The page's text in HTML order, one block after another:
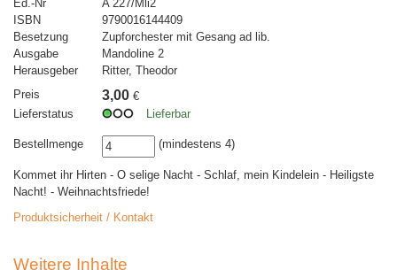
Ed.-Nr
A 227/Mli2
ISBN
9790016144409
Besetzung
Zupforchester mit Gesang ad lib.
Ausgabe
Mandoline 2
Herausgeber
Ritter, Theodor
Preis
3,00 €
Lieferstatus
Lieferbar
Bestellmenge (mindestens 4)
Kommet ihr Hirten - O selige Nacht - Schlaf, mein Kindelein - Heiligste
Nacht! - Weihnachtsfriede!
Produktsicherheit / Kontakt
Weitere Inhalte